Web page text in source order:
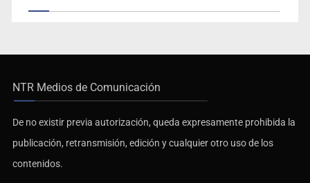
NTR Medios de Comunicación
De no existir previa autorización, queda expresamente prohibida la
publicación, retransmisión, edición y cualquier otro uso de los
contenidos.